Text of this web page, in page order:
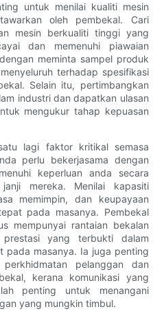
untuk menilai kualiti mesin
oleh pembekal. Cari
mesin berkualiti tinggi yang
dan memenuhi piawaian
meminta sampel produk
terhadap spesifikasi
Selain itu, pertimbangkan
industri dan dapatkan ulasan
mengukur tahap kepuasan
lagi faktor kritikal semasa
perlu bekerjasama dengan
keperluan anda secara
mereka. Menilai kapasiti
memimpin, dan keupayaan
pada masanya. Pembekal
mempunyai rantaian bekalan
yang terbukti dalam
pada masanya. Ia juga penting
pelanggan dan
kerana komunikasi yang
penting untuk menangani
yang mungkin timbul.